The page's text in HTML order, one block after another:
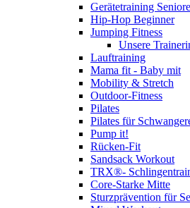
Gerätetraining
Hip-Hop Beginner
Jumping Fitness
Unsere
Lauftraining
Mama fit - Baby mit
Mobility & Stretch
Outdoor-Fitness
Pilates
Pilates für
Pump it!
Rücken-Fit
Sandsack Workout
TRX®-
Core-Starke Mitte
Sturzprävention für